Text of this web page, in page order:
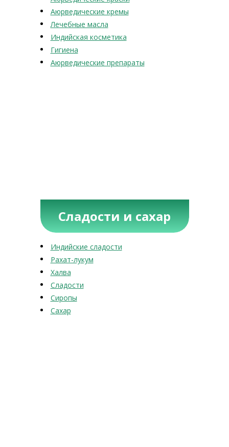
Аюрведические кремы
Лечебные масла
Индийская косметика
Гигиена
Аюрведические препараты
Сладости и сахар
Индийские сладости
Рахат-лукум
Халва
Сладости
Сиропы
Сахар